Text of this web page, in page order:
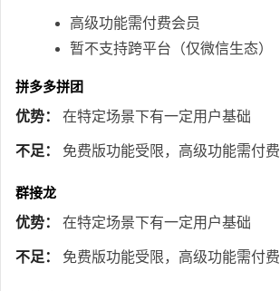
高级功能需付费会员
暂不支持跨平台（仅微信生态）
拼多多拼团
优势：
在特定场景下有一定用户基础
不足： 免费版功能受限，高级功能需付费
群接龙
优势：
在特定场景下有一定用户基础
不足： 免费版功能受限，高级功能需付费